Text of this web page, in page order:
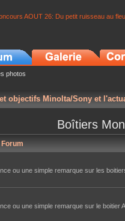
AOUT 26: Du petit ruisseau au
photos
objectifs Minolta/Sony et
Boîtiers
Forum
ou une simple remarque sur les
ou une simple remarque sur le boitier